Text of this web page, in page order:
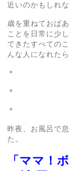
近いのかもしれな
歳を重ねておば
ことを日常に少
てきたすべての
んな人になれた
＊
＊
＊
昨夜、お風呂で
た。
「ママ！